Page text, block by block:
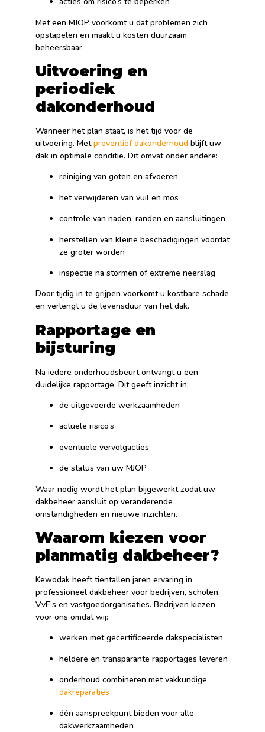
Met een MJOP voorkomt u dat problemen zich
opstapelen en maakt u kosten duurzaam
beheersbaar.
Uitvoering en
periodiek
dakonderhoud
Wanneer het plan staat, is het tijd voor de
uitvoering. Metpreventief dakonderhoud blijft uw
dak in optimale conditie. Dit omvat onder andere:
reiniging van goten en afvoeren
het verwijderen van vuil en mos
controle van naden, randen en aansluitingen
herstellen van kleine beschadigingen voordat
ze groter worden
inspectie na stormen of extreme neerslag
Door tijdig in te grijpen voorkomt u kostbare schade
en verlengt u de levensduur van het dak.
Rapportage en
bijsturing
Na iedere onderhoudsbeurt ontvangt u een
duidelijke rapportage. Dit geeft inzicht in:
de uitgevoerde werkzaamheden
actuele risico’s
eventuele vervolgacties
de status van uw MJOP
Waar nodig wordt het plan bijgewerkt zodat uw
dakbeheer aansluit op veranderende
omstandigheden en nieuwe inzichten.
Waarom kiezen voor
planmatig dakbeheer?
Kewodak heeft tientallen jaren ervaring in
professioneel dakbeheer voor bedrijven, scholen,
VvE’s en vastgoedorganisaties. Bedrijven kiezen
voor ons omdat wij:
werken met gecertificeerde dakspecialisten
heldere en transparante rapportages leveren
onderhoud combineren met vakkundige
dakreparaties
één aanspreekpunt bieden voor alle
dakwerkzaamheden